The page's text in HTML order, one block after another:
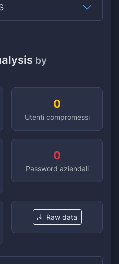
by
0
Utenti compromessi
0
Password aziendali
Raw data